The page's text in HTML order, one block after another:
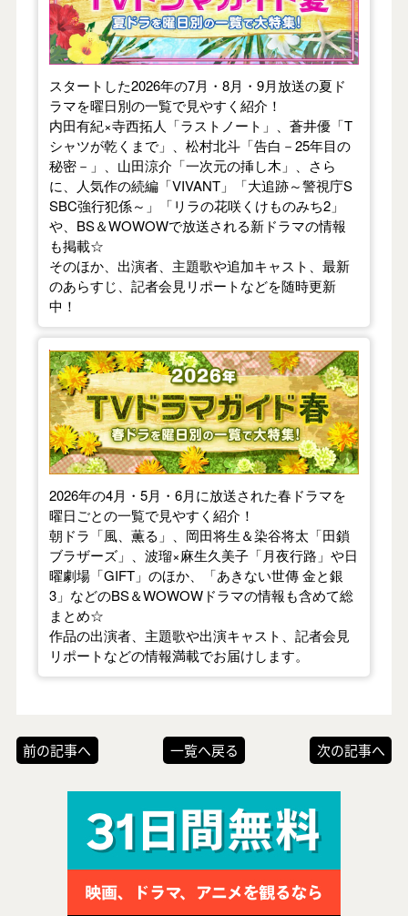
スタートした2026年の7月・8月・9月放送の夏ド
ラマを曜日別の一覧で見やすく紹介！
内田有紀×寺西拓人「ラストノート」、蒼井優「T
シャツが乾くまで」、松村北斗「告白－25年目の
秘密－」、山田涼介「一次元の挿し木」、さら
に、人気作の続編「VIVANT」「大追跡～警視庁S
SBC強行犯係～」「リラの花咲くけものみち2」
や、BS＆WOWOWで放送される新ドラマの情報
も掲載☆
そのほか、出演者、主題歌や追加キャスト、最新
のあらすじ、記者会見リポートなどを随時更新
中！
【2026年春】TVドラマガイド
2026年の4月・5月・6月に放送された春ドラマを
曜日ごとの一覧で見やすく紹介！
朝ドラ「風、薫る」、岡田将生＆染谷将太「田鎖
ブラザーズ」、波瑠×麻生久美子「月夜行路」や日
曜劇場「GIFT」のほか、「あきない世傳 金と銀
3」などのBS＆WOWOWドラマの情報も含めて総
まとめ☆
作品の出演者、主題歌や出演キャスト、記者会見
リポートなどの情報満載でお届けします。
前の記事へ 一覧へ戻る 次の記事へ